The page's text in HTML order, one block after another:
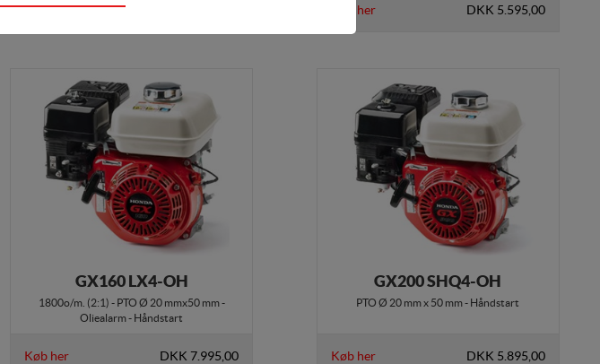
Køb her Køb her DKK 5.595,00
GX160 LX4-OH
1800o/m. (2:1) - PTO Ø 20 mmx50 mm -
Oliealarm - Håndstart
Køb her DKK 7.995,00
GX200 SHQ4-OH
PTO Ø 20 mm x 50 mm - Håndstart
Køb her DKK 5.895,00
funktioner som fx navigation, adgangskontrol samt
og effektiviteten af en hjemmeside. Fx ved at indsamle
digitale fodspor på tværs af flere hjemmesider og
personalisere indholdet på en hjemmeside - dvs.
digitale fodspor på tværs af flere hjemmesider og
vise personrettede annoncer, når denne færdes på